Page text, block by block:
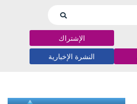
الإشتراك
النشرة الإخبارية